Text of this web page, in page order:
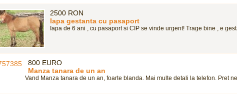
2500 RON
Iapa gestanta cu pasaport
Iapa de 6 ani , cu pasaport si CIP se vinde urgent! Trage bine , e
800 EURO
Manza tanara de un an
Vand Manza tanara de un an, foarte blanda. Mai multe detali la telefon. Pret